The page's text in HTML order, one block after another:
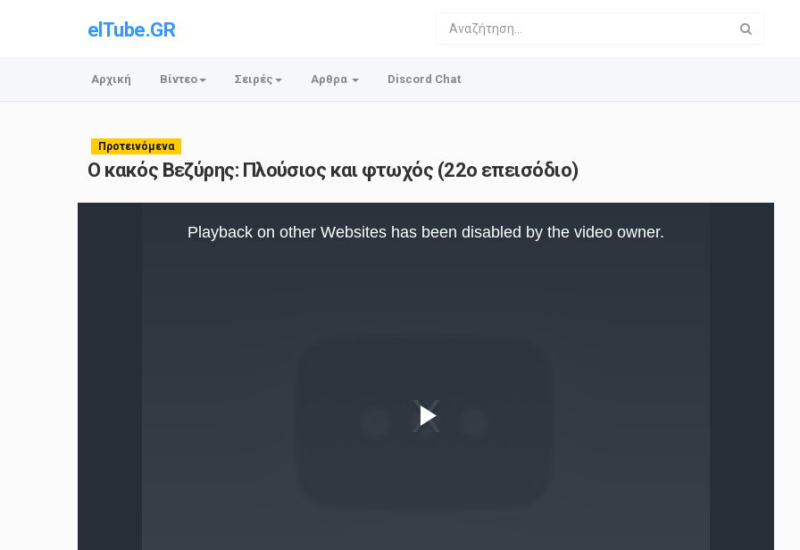
elTube.GR
Αρχική Βίντεο Σειρές Αρθρα Discord Chat
Προτεινόμενα
Ο κακός Βεζύρης: Πλούσιος και φτωχός (22o επεισόδιο)
Playback on other Websites has been disabled by the video owner.